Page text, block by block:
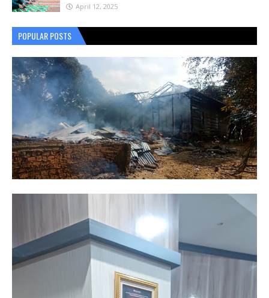
April 12, 2025
POPULAR POSTS